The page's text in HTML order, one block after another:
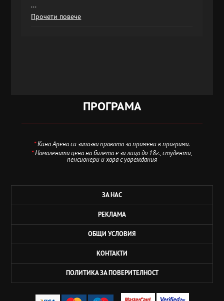
...
Прочети повече
ПРОГРАМА
*Кино Арена си запазва правото за промени в програма.
*Намалената цена на билета е за лица до 18г., студенти,
пенсионери и хора с увреждания
ЗА НАС
РЕКЛАМА
ОБЩИ УСЛОВИЯ
КОНТАКТИ
ПОЛИТИКА ЗА ПОВЕРИТЕЛНОСТ